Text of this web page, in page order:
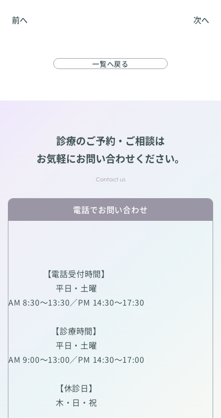
前へ 次へ
一覧へ戻る
診療のご予約・ご相談は
お気軽にお問い合わせください。
電話でお問い合わせ
【電話受付時間】
平日・土曜
AM 8:30～13:30／PM 14:30～17:30
【診療時間】
平日・土曜
AM 9:00～13:00／PM 14:30～17:00
【休診日】
木・日・祝